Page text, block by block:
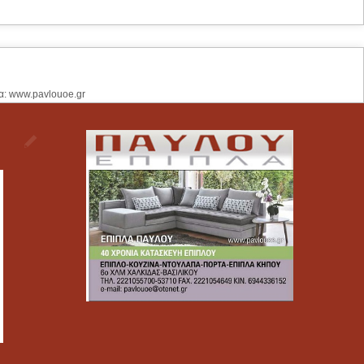
www.pavlouoe.gr